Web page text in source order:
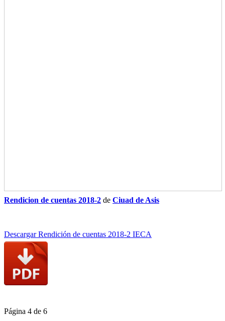
Rendicion de cuentas 2018-2 de Ciuad de Asis
Descargar Rendición de cuentas 2018-2 IECA
Página 4 de 6